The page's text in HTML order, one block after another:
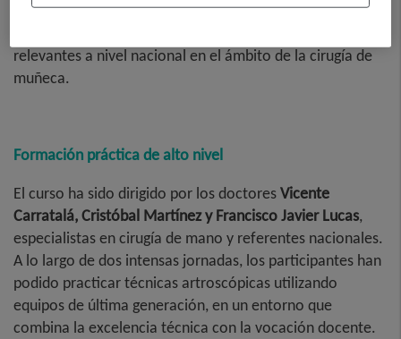
instalaciones de laUniversidad Católica de Valencia, se
relevantes a nivel nacional en el ámbito de la cirugía de
muñeca.
Formación práctica de alto nivel
El curso ha sido dirigido por los doctoresVicente
Carratalá, Cristóbal Martínez y Francisco Javier Lucas,
especialistas en cirugía de mano y referentes nacionales.
A lo largo de dos intensas jornadas, los participantes han
podido practicar técnicas artroscópicas utilizando
equipos de última generación, en un entorno que
combina la excelencia técnica con la vocación docente.